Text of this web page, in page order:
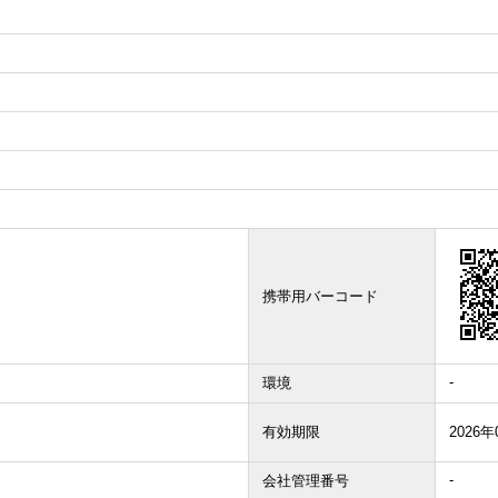
携帯用バーコード
環境 -
有効期限 2026年
会社管理番号 -